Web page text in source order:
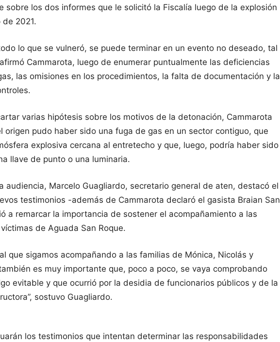
sobre los dos informes que le solicitó la Fiscalía luego de la explosión
2021.
lo que se vulneró, se puede terminar en un evento no deseado, tal
Cammarota, luego de enumerar puntualmente las deficiencias
las omisiones en los procedimientos, la falta de documentación y la
varias hipótesis sobre los motivos de la detonación, Cammarota
origen pudo haber sido una fuga de gas en un sector contiguo, que
explosiva cercana al entretecho y que, luego, podría haber sido
llave de punto o una luminaria.
audiencia, Marcelo Guagliardo, secretario general de aten, destacó el
testimonios -además de Cammarota declaró el gasista Braian San
a remarcar la importancia de sostener el acompañamiento a las
de Aguada San Roque.
que sigamos acompañando a las familias de Mónica, Nicolás y
es muy importante que, poco a poco, se vaya comprobando
evitable y que ocurrió por la desidia de funcionarios públicos y de la
sostuvo Guagliardo.
los testimonios que intentan determinar las responsabilidades